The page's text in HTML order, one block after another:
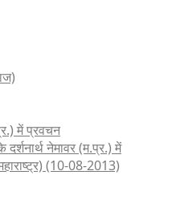
में प्रवचन
नेमावर (म.प्र.) में
(10-08-2013)